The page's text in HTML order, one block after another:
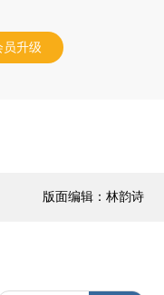
员升级
版面编辑：林韵诗